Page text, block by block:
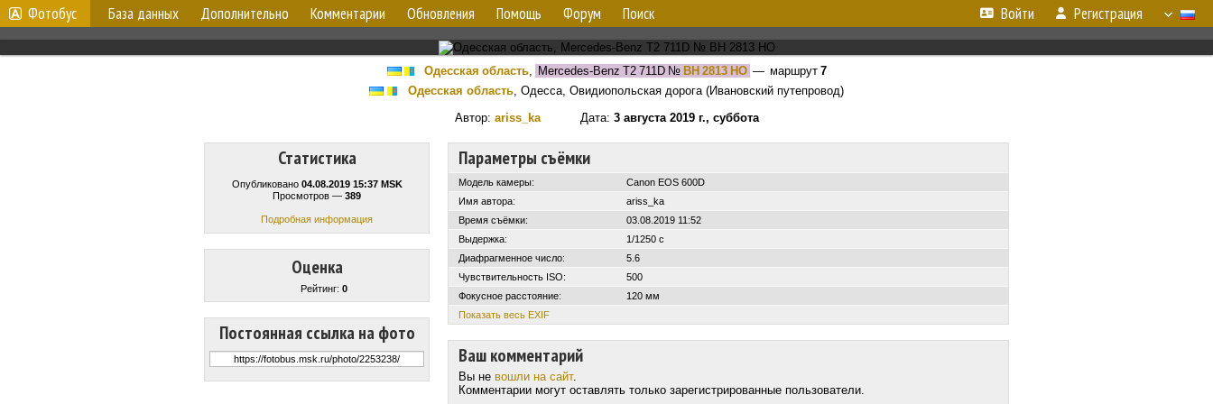
Фотобус База данных Дополнительно Комментарии Обновления Помощь Форум Поиск Войти Регистрация
Одесская область, Mercedes-Benz T2 711D№ BH 2813 HO — маршрут 7
Одесская область, Одесса, Овидиопольская дорога (Ивановский путепровод)
Автор: ariss_kaДата: 3 августа 2019 г., суббота
Статистика
Опубликовано 04.08.2019 15:37 MSK
Просмотров — 389
Подробная информация
Оценка
Рейтинг: 0
Постоянная ссылка на фото
Параметры съёмки
Модель камеры:
Canon EOS 600D
Имя автора:
ariss_ka
Время съёмки:
03.08.2019 11:52
Выдержка:
1/1250 с
Диафрагменное число:
5.6
Чувствительность ISO:
500
Фокусное расстояние:
120 мм
Показать весь EXIF
Ваш комментарий
Вы не вошли на сайт.
Комментарии могут оставлять только зарегистрированные пользователи.